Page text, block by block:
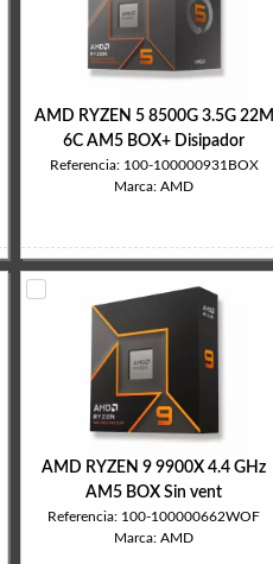
AMD RYZEN 5 8500G 3.5G 22M
6C AM5 BOX+ Disipador
Referencia: 100-100000931BOX
Marca: AMD
AMD RYZEN 9 9900X 4.4 GHz
AM5 BOX Sin vent
Referencia: 100-100000662WOF
Marca: AMD